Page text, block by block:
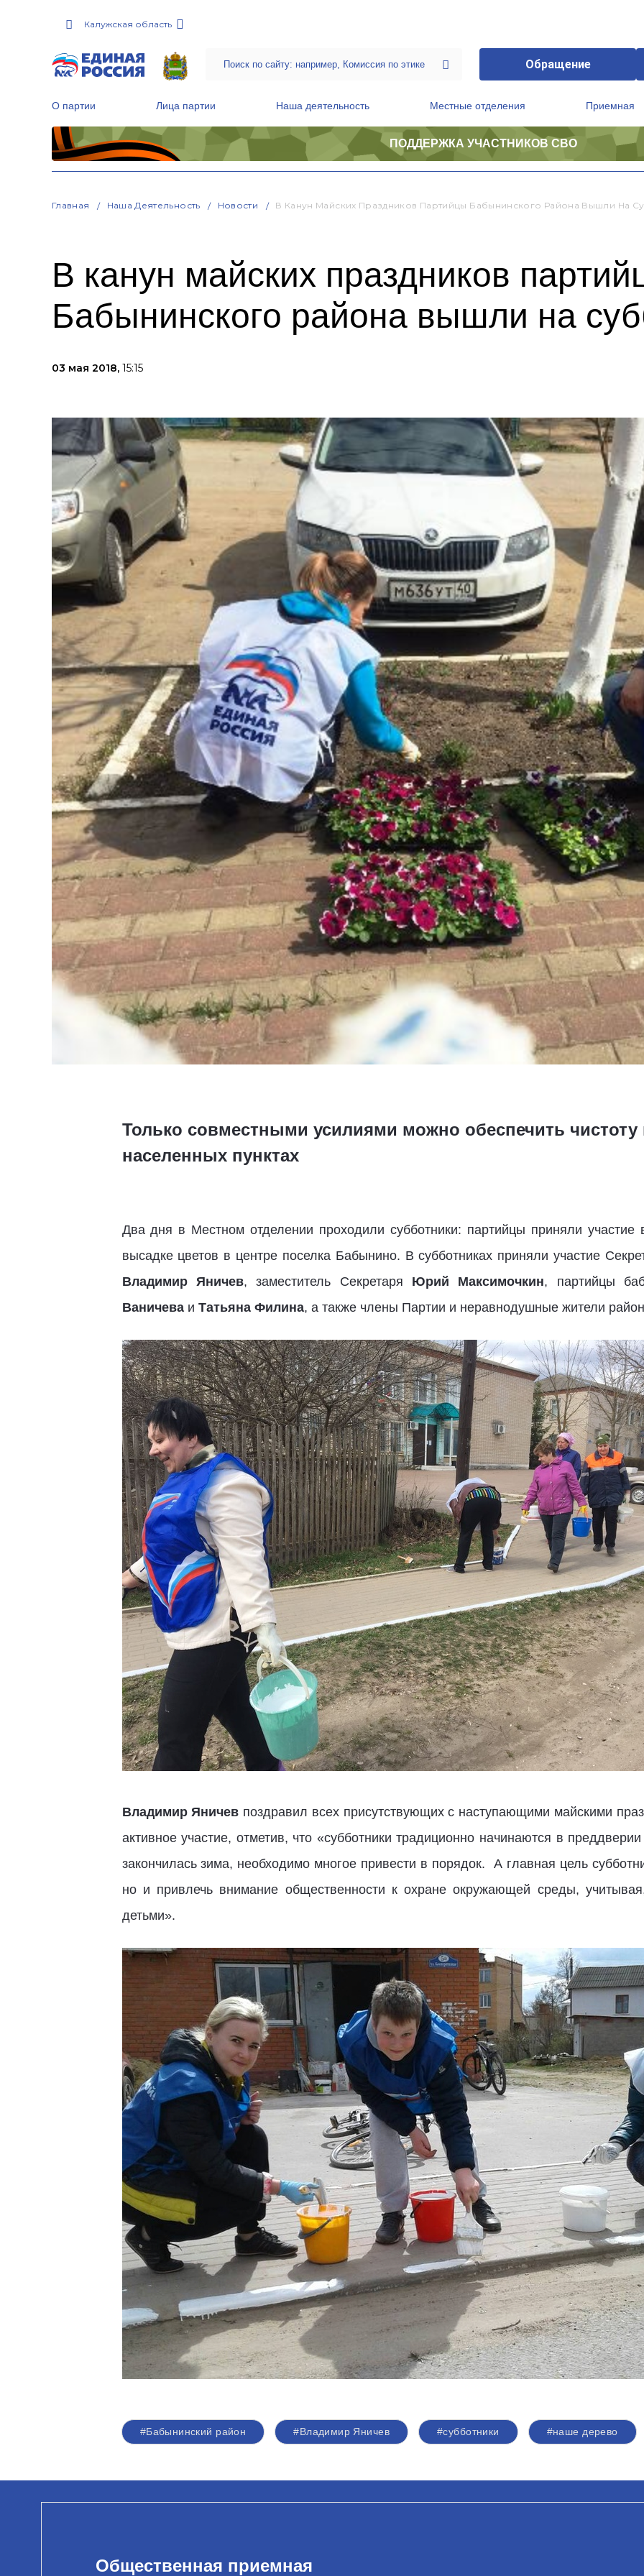
Калужская область
Обращение
О партии Лица партии Наша деятельность Местные отделения Приемная
ПОДДЕРЖКА УЧАСТНИКОВ СВО
Главная Наша Деятельность Новости В Канун Майских Праздников Партийцы Бабынинского Района Вышли На
В канун майских праздников
Бабынинского района вышли на
03 мая 2018, 15:15
Только совместными усилиями можно обеспечить чистоту
населенных пунктах
Два дня в Местном отделении проходили субботники: партийцы приняли участие
высадке цветов в центре поселка Бабынино. В субботниках приняли участие
Владимир Яничев, заместитель Секретаря Юрий Максимочкин, партийцы
Ваничева и Татьяна Филина, а также члены Партии и неравнодушные жители
Владимир Яничев поздравил всех присутствующих с наступающими майскими
активное участие, отметив, что «субботники традиционно начинаются в
закончилась зима, необходимо многое привести в порядок. А главная цель
но и привлечь внимание общественности к охране окружающей среды,
детьми».
#Бабынинский район #Владимир Яничев #субботники #наше дерево
Общественная приемная